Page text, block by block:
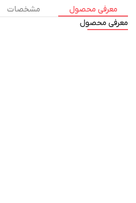
معرفی محصول مشخصات
معرفی محصول